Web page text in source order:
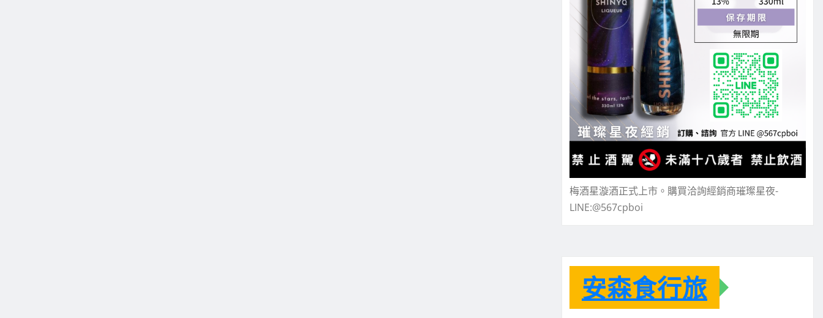
梅酒星漩酒正式上市。購買洽詢經銷商璀璨星夜-
LINE:@567cpboi
安森食行旅